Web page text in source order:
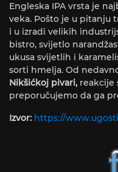
Engleska IPA vrsta je
veka. Pošto je u pitanju
i u izradi velikih
bistro, svijetlo
ukusa svijetlih i
sorti hmelja. Od
Nikšićkoj pivari, reakcije
preporučujemo da ga
Izvor: https://